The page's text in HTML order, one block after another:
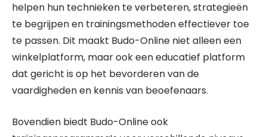
helpen hun technieken te verbeteren, strategieën
te begrijpen en trainingsmethoden effectiever toe
te passen. Dit maakt Budo-Online niet alleen een
winkelplatform, maar ook een educatief platform
dat gericht is op het bevorderen van de
vaardigheden en kennis van beoefenaars.
Bovendien biedt Budo-Online ook